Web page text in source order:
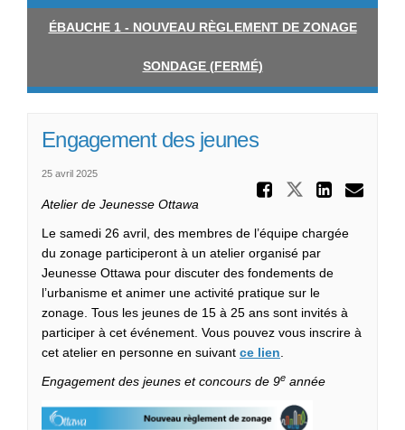
ÉBAUCHE 1 - NOUVEAU RÈGLEMENT DE ZONAGE
SONDAGE (FERMÉ)
Engagement des jeunes
25 avril 2025
Partager
Atelier de Jeunesse Ottawa
Le samedi 26 avril, des membres de l’équipe chargée
du zonage participeront à un atelier organisé par
Jeunesse Ottawa pour discuter des fondements de
l’urbanisme et animer une activité pratique sur le
zonage. Tous les jeunes de 15 à 25 ans sont invités à
participer à cet événement. Vous pouvez vous inscrire à
cet atelier en personne en suivant ce lien
Engagement des jeunes et concours de 9e année